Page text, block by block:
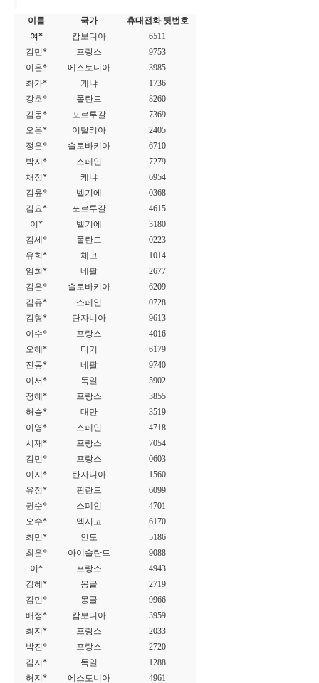
이름 국가
휴대전화 뒷번호
여*
캄보디아
6511
김민*
프랑스
9753
이은*
에스토니아
3985
최가*
케냐
1736
강호*
폴란드
8260
김동*
포르투갈
7369
오은*
이탈리아
2405
정은*
슬로바키아
6710
박지*
스페인
7279
채정*
케냐
6954
김윤*
벨기에
0368
김요*
포르투갈
4615
이*
벨기에
3180
김세*
폴란드
0223
유희*
체코
1014
임희*
네팔
2677
김은*
슬로바키아
6209
김유*
스페인
0728
김형*
탄자니아
9613
이수*
프랑스
4016
오혜*
터키
6179
전동*
네팔
9740
이서*
독일
5902
정혜*
프랑스
3855
허승*
대만
3519
이영*
스페인
4718
서재*
프랑스
7054
김민*
프랑스
0603
이지*
탄자니아
1560
유정*
핀란드
6099
권순*
스페인
4701
오수*
멕시코
6170
최민*
인도
5186
최은*
아이슬란드
9088
이*
프랑스
4943
김혜*
몽골
2719
김민*
몽골
9966
배정*
캄보디아
3959
최지*
프랑스
2033
박진*
프랑스
2720
김지*
독일
1288
허지*
에스토니아 4961